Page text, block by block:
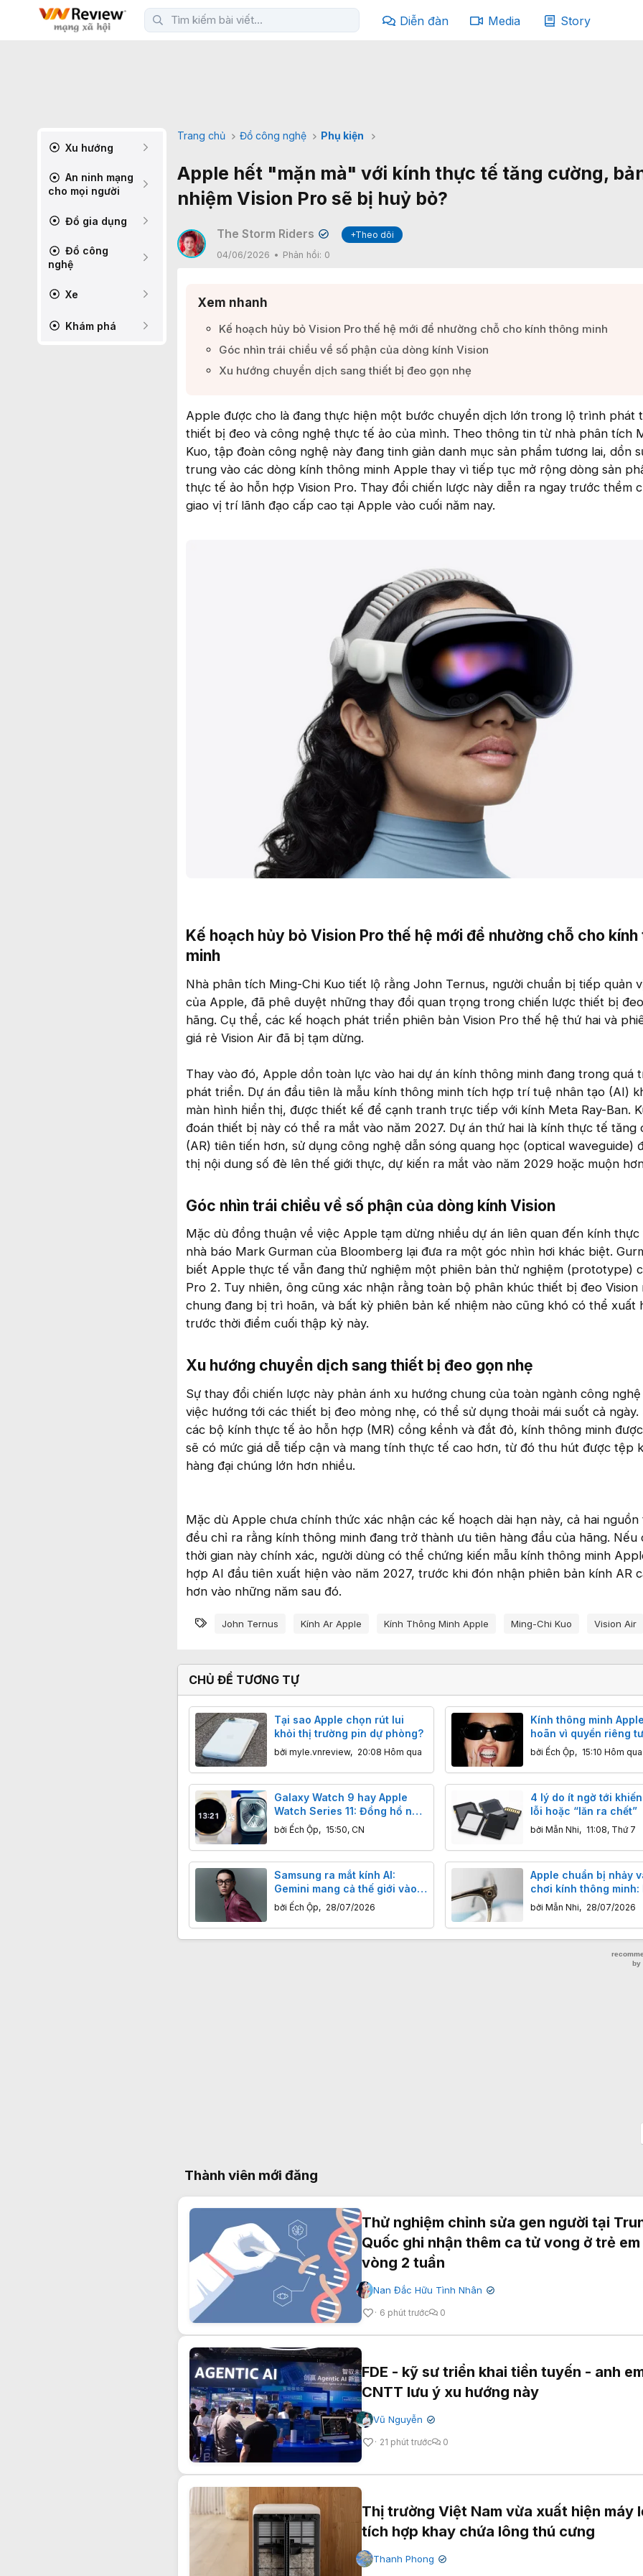
Diễn đàn Media Story
Xu hướng
An ninh mạng
cho mọi người
Đồ gia dụng
Đồ công
nghệ
Xe
Khám phá
Trang chủ Đồ công nghệ Phụ kiện
Apple hết "mặn mà" với kính thực tế tăng cường,
nhiệm Vision Pro sẽ bị huỷ bỏ?
The Storm Riders ✔
+Theo dõi
04/06/2026
Phản hồi: 0
Xem nhanh
Kế hoạch hủy bỏ Vision Pro thế hệ mới để nhường chỗ cho kính thông minh​
Góc nhìn trái chiều về số phận của dòng kính Vision​
Xu hướng chuyển dịch sang thiết bị đeo gọn nhẹ​
Apple được cho là đang thực hiện một bước chuyển dịch lớn trong lộ trình phát
thiết bị đeo và công nghệ thực tế ảo của mình. Theo thông tin từ nhà phân tích
Kuo, tập đoàn công nghệ này đang tinh giản danh mục sản phẩm tương lai, dồn
trung vào các dòng kính thông minh Apple thay vì tiếp tục mở rộng dòng sản
thực tế ảo hỗn hợp Vision Pro. Thay đổi chiến lược này diễn ra ngay trước thềm
giao vị trí lãnh đạo cấp cao tại Apple vào cuối năm nay.
Kế hoạch hủy bỏ Vision Pro thế hệ mới để nhường chỗ cho kính
minh​
Nhà phân tích Ming-Chi Kuo tiết lộ rằng John Ternus, người chuẩn bị tiếp quản
của Apple, đã phê duyệt những thay đổi quan trọng trong chiến lược thiết bị
hãng. Cụ thể, các kế hoạch phát triển phiên bản Vision Pro thế hệ thứ hai và
giá rẻ Vision Air đã bị tạm dừng.
Thay vào đó, Apple dồn toàn lực vào hai dự án kính thông minh đang trong quá
phát triển. Dự án đầu tiên là mẫu kính thông minh tích hợp trí tuệ nhân tạo (AI)
màn hình hiển thị, được thiết kế để cạnh tranh trực tiếp với kính Meta Ray-Ban.
đoán thiết bị này có thể ra mắt vào năm 2027. Dự án thứ hai là kính thực tế tăng
(AR) tiên tiến hơn, sử dụng công nghệ dẫn sóng quang học (optical waveguide)
thị nội dung số đè lên thế giới thực, dự kiến ra mắt vào năm 2029 hoặc muộn
Góc nhìn trái chiều về số phận của dòng kính Vision​
Mặc dù đồng thuận về việc Apple tạm dừng nhiều dự án liên quan đến kính thực
nhà báo Mark Gurman của Bloomberg lại đưa ra một góc nhìn hơi khác biệt.
biết Apple thực tế vẫn đang thử nghiệm một phiên bản thử nghiệm (prototype)
Pro 2. Tuy nhiên, ông cũng xác nhận rằng toàn bộ phân khúc thiết bị đeo Vision
chung đang bị trì hoãn, và bất kỳ phiên bản kế nhiệm nào cũng khó có thể xuất
trước thời điểm cuối thập kỷ này.
Xu hướng chuyển dịch sang thiết bị đeo gọn nhẹ​
Sự thay đổi chiến lược này phản ánh xu hướng chung của toàn ngành công
việc hướng tới các thiết bị đeo mỏng nhẹ, có thể sử dụng thoải mái suốt cả ngày.
các bộ kính thực tế ảo hỗn hợp (MR) cồng kềnh và đắt đỏ, kính thông minh
sẽ có mức giá dễ tiếp cận và mang tính thực tế cao hơn, từ đó thu hút được tệp
hàng đại chúng lớn hơn nhiều.
Mặc dù Apple chưa chính thức xác nhận các kế hoạch dài hạn này, cả hai
đều chỉ ra rằng kính thông minh đang trở thành ưu tiên hàng đầu của hãng. Nếu
thời gian này chính xác, người dùng có thể chứng kiến mẫu kính thông minh
hợp AI đầu tiên xuất hiện vào năm 2027, trước khi đón nhận phiên bản kính AR
hơn vào những năm sau đó.
Từ khóa
John Ternus Kính Ar Apple Kính Thông Minh Apple Ming-Chi Kuo Vision Air
CHỦ ĐỀ TƯƠNG TỰ
Tại sao Apple chọn rút lui
khỏi thị trường pin dự phòng?
bởi myle.vnreview, 20:08 Hôm qua
Kính thông minh
hoãn vì quyền riêng
tránh được "ác mộng"
bởi Ếch Ộp, 15:10 Hôm qua
Galaxy Watch 9 hay Apple
Watch Series 11: Đồng hồ nào
đáng mua hơn?
bởi Ếch Ộp, 15:50, CN
4 lý do ít ngờ tới khiến
lỗi hoặc “lăn ra chết”
bởi Mẫn Nhi, 11:08, Thứ 7
Samsung ra mắt kính AI:
Gemini mang cả thế giới vào
tầm mắt bạn
bởi Ếch Ộp, 28/07/2026
Apple chuẩn bị nhảy
chơi kính thông minh:
quyền riêng tư làm vũ
Samsung và Meta
bởi Mẫn Nhi, 28/07/2026
Thành viên mới đăng
Thử nghiệm chỉnh sửa gen người tại
Quốc ghi nhận thêm ca tử vong ở trẻ
vòng 2 tuần
Nan Đắc Hữu Tình Nhân ✔
6 phút trước 0
FDE - kỹ sư triển khai tiền tuyến - anh
CNTT lưu ý xu hướng này
Vũ Nguyễn ✔
21 phút trước 0
Thị trường Việt Nam vừa xuất hiện máy
tích hợp khay chứa lông thú cưng
Thanh Phong ✔